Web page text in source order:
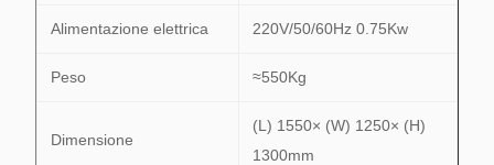
Alimentazione elettrica 220V/50/60Hz 0.75Kw
Peso ≈550Kg
Dimensione
(L) 1550× (W) 1250× (H)
1300mm